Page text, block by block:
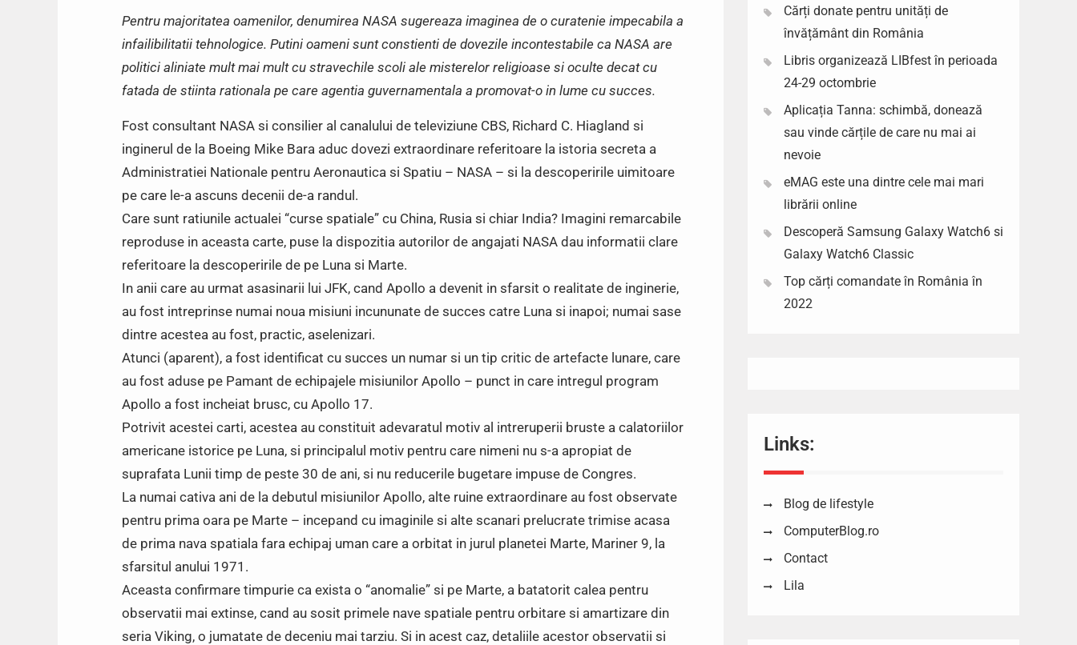
Pentru majoritatea oamenilor, denumirea NASA sugereaza imaginea de o curatenie impecabila a
infailibilitatii tehnologice. Putini oameni sunt constienti de dovezile incontestabile ca NASA are
politici aliniate mult mai mult cu stravechile scoli ale misterelor religioase si oculte decat cu
fatada de stiinta rationala pe care agentia guvernamentala a promovat-o in lume cu succes.
Fost consultant NASA si consilier al canalului de televiziune CBS, Richard C. Hiagland si
inginerul de la Boeing Mike Bara aduc dovezi extraordinare referitoare la istoria secreta a
Administratiei Nationale pentru Aeronautica si Spatiu – NASA – si la descoperirile uimitoare
pe care le-a ascuns decenii de-a randul.
Care sunt ratiunile actualei “curse spatiale” cu China, Rusia si chiar India? Imagini remarcabile
reproduse in aceasta carte, puse la dispozitia autorilor de angajati NASA dau informatii clare
referitoare la descoperirile de pe Luna si Marte.
In anii care au urmat asasinarii lui JFK, cand Apollo a devenit in sfarsit o realitate de inginerie,
au fost intreprinse numai noua misiuni incununate de succes catre Luna si inapoi; numai sase
dintre acestea au fost, practic, aselenizari.
Atunci (aparent), a fost identificat cu succes un numar si un tip critic de artefacte lunare, care
au fost aduse pe Pamant de echipajele misiunilor Apollo – punct in care intregul program
Apollo a fost incheiat brusc, cu Apollo 17.
Potrivit acestei carti, acestea au constituit adevaratul motiv al intreruperii bruste a calatoriilor
americane istorice pe Luna, si principalul motiv pentru care nimeni nu s-a apropiat de
suprafata Lunii timp de peste 30 de ani, si nu reducerile bugetare impuse de Congres.
La numai cativa ani de la debutul misiunilor Apollo, alte ruine extraordinare au fost observate
pentru prima oara pe Marte – incepand cu imaginile si alte scanari prelucrate trimise acasa
de prima nava spatiala fara echipaj uman care a orbitat in jurul planetei Marte, Mariner 9, la
sfarsitul anului 1971.
Aceasta confirmare timpurie ca exista o “anomalie” si pe Marte, a batatorit calea pentru
observatii mai extinse, cand au sosit primele nave spatiale pentru orbitare si amartizare din
seria Viking, o jumatate de deceniu mai tarziu. Si in acest caz, detaliile acestor observatii si
Cărți donate pentru unități de
învățământ din România
Libris organizează LIBfest în perioada
24-29 octombrie
Aplicația Tanna: schimbă, donează
sau vinde cărțile de care nu mai ai
nevoie
eMAG este una dintre cele mai mari
librării online
Descoperă Samsung Galaxy Watch6 si
Galaxy Watch6 Classic
Top cărți comandate în România în
2022
Links:
Blog de lifestyle
ComputerBlog.ro
Contact
Lila